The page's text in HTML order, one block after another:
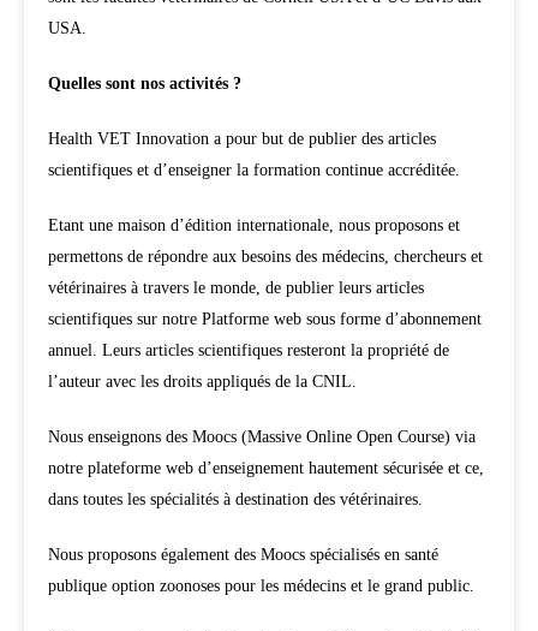
USA.
Quelles sont nos activités ?
Health VET Innovation a pour but de publier des articles
scientifiques et d’enseigner la formation continue accréditée.
Etant une maison d’édition internationale, nous proposons et
permettons de répondre aux besoins des médecins, chercheurs et
vétérinaires à travers le monde, de publier leurs articles
scientifiques sur notre Platforme web sous forme d’abonnement
annuel. Leurs articles scientifiques resteront la propriété de
l’auteur avec les droits appliqués de la CNIL.
Nous enseignons des Moocs (Massive Online Open Course) via
notre plateforme web d’enseignement hautement sécurisée et ce,
dans toutes les spécialités à destination des vétérinaires.
Nous proposons également des Moocs spécialisés en santé
publique option zoonoses pour les médecins et le grand public.